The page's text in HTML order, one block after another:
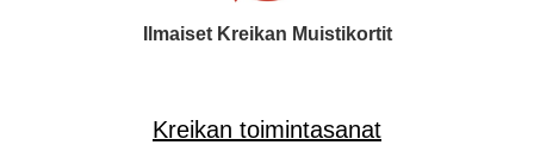
Ilmaiset Kreikan Muistikortit
Kreikan toimintasanat